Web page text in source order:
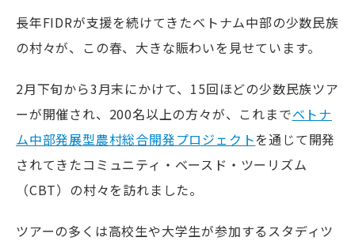
長年FIDRが支援を続けてきたベトナム中部の少数民族
の村々が、この春、大きな賑わいを見せています。
2月下旬から3月末にかけて、15回ほどの少数民族ツア
ーが開催され、200名以上の方々が、これまでベトナ
ム中部発展型農村総合開発プロジェクトを通じて開発
されてきたコミュニティ・ベースド・ツーリズム
（CBT）の村々を訪れました。
ツアーの多くは高校生や大学生が参加するスタディツ